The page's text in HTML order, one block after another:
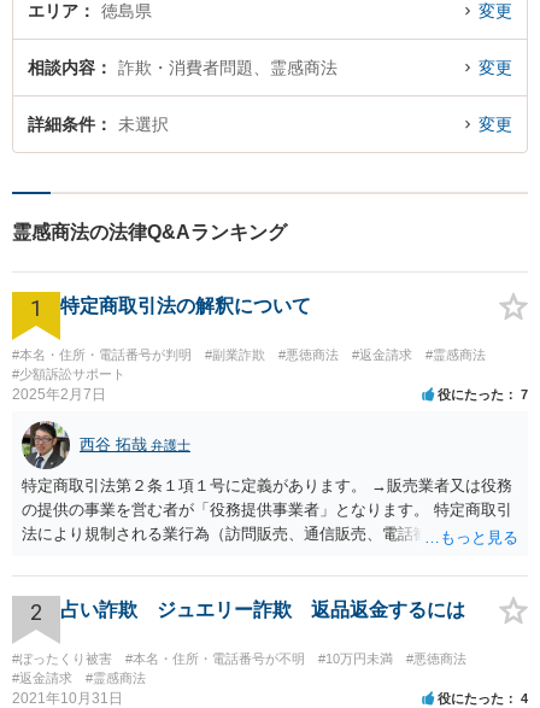
エリア 徳島県 変更
相談内容 詐欺・消費者問題、霊感商法 変更
詳細条件 未選択 変更
霊感商法の法律Q&Aランキング
1 特定商取引法の解釈について
#本名・住所・電話番号が判明 #副業詐欺 #悪徳商法 #返金請求
#霊感商法
#少額訴訟サポート
2025年2月7日 役にたった 7
西谷 拓哉 弁護士
特定商取引法第２条１項１号に定義があります。 →販売業者又は役務
の提供の事業を営む者が「役務提供事業者」となります。 特定商取引
法により規制される業行為（訪問販売、通信販売、電話勧誘販売な
を守る必要があります。
2 占い詐欺 ジュエリー詐欺 返品返金するには
#ぼったくり被害 #本名・住所・電話番号が不明 #10万円未満
#悪徳商法
#返金請求
#霊感商法
2021年10月31日 役にたった 4